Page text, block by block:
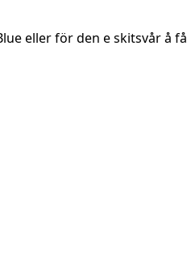
eller för den e skitsvår å få